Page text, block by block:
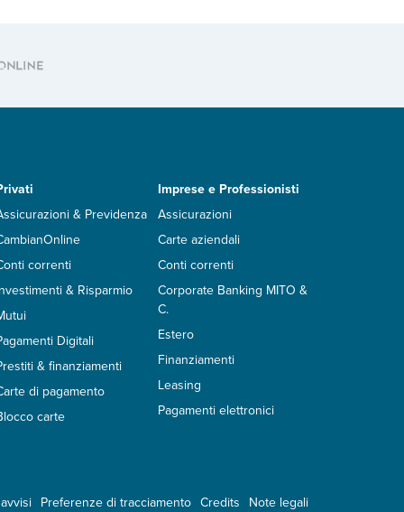
& Previdenza
correnti
& Risparmio
Digitali
& finanziamenti
di pagamento
carte
Imprese e Professionisti
Assicurazioni
Carte aziendali
Conti correnti
Corporate Banking MITO &
C.
Estero
Finanziamenti
Leasing
Pagamenti elettronici
Preferenze di tracciamento Credits Note legali